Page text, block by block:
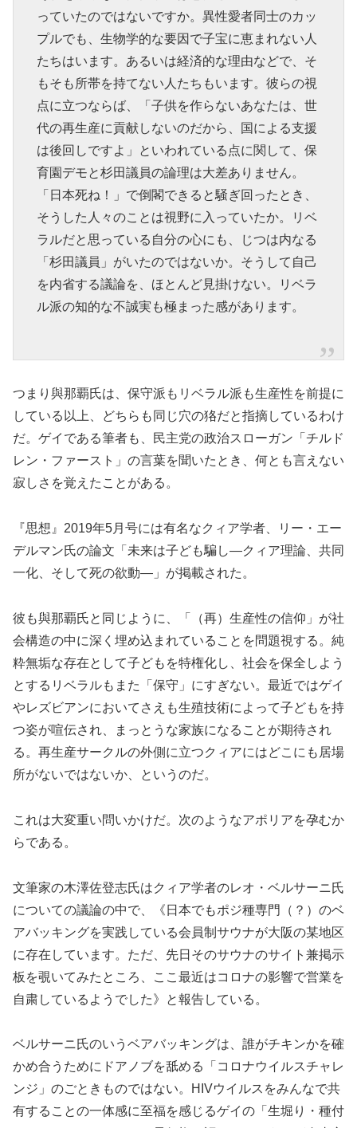
っていたのではないですか。異性愛者同士のカッ
プルでも、生物学的な要因で子宝に恵まれない人
たちはいます。あるいは経済的な理由などで、そ
もそも所帯を持てない人たちもいます。彼らの視
点に立つならば、「子供を作らないあなたは、世
代の再生産に貢献しないのだから、国による支援
は後回しですよ」といわれている点に関して、保
育園デモと杉田議員の論理は大差ありません。
「日本死ね！」で倒閣できると騒ぎ回ったとき、
そうした人々のことは視野に入っていたか。リベ
ラルだと思っている自分の心にも、じつは内なる
「杉田議員」がいたのではないか。そうして自己
を内省する議論を、ほとんど見掛けない。リベラ
ル派の知的な不誠実も極まった感があります。
つまり與那覇氏は、保守派もリベラル派も生産性を前提に
している以上、どちらも同じ穴の狢だと指摘しているわけ
だ。ゲイである筆者も、民主党の政治スローガン「チルド
レン・ファースト」の言葉を聞いたとき、何とも言えない
寂しさを覚えたことがある。
『思想』2019年5月号には有名なクィア学者、リー・エー
デルマン氏の論文「未来は子ども騙し―クィア理論、共同
一化、そして死の欲動―」が掲載された。
彼も與那覇氏と同じように、「（再）生産性の信仰」が社
会構造の中に深く埋め込まれていることを問題視する。純
粋無垢な存在として子どもを特権化し、社会を保全しよう
とするリベラルもまた「保守」にすぎない。最近ではゲイ
やレズビアンにおいてさえも生殖技術によって子どもを持
つ姿が喧伝され、まっとうな家族になることが期待され
る。再生産サークルの外側に立つクィアにはどこにも居場
所がないではないか、というのだ。
これは大変重い問いかけだ。次のようなアポリアを孕むか
らである。
文筆家の木澤佐登志氏はクィア学者のレオ・ベルサーニ氏
についての議論の中で、《日本でもポジ種専門（？）のベ
アバッキングを実践している会員制サウナが大阪の某地区
に存在しています。ただ、先日そのサウナのサイト兼掲示
板を覗いてみたところ、ここ最近はコロナの影響で営業を
自粛しているようでした》と報告している。
ベルサーニ氏のいうベアバッキングは、誰がチキンかを確
かめ合うためにドアノブを舐める「コロナウイルスチャレ
ンジ」のごときものではない。HIVウイルスをみんなで共
有することの一体感に至福を感じるゲイの「生堀り・種付